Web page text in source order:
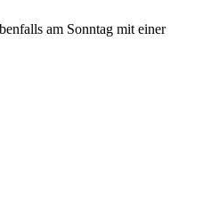
am Sonntag mit einer